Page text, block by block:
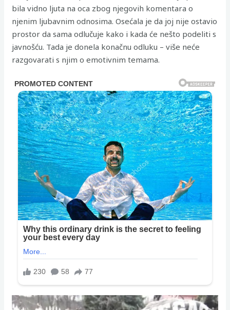
bila vidno ljuta na oca zbog njegovih komentara o
njenim ljubavnim odnosima. Osećala je da joj nije ostavio
prostor da sama odlučuje kako i kada će nešto podeliti s
javnošću. Tada je donela konačnu odluku – više neće
razgovarati s njim o emotivnim temama.